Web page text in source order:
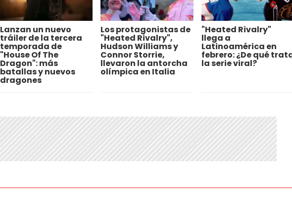
Lanzan un nuevo
tráiler de la tercera
temporada de
"House Of The
Dragon": más
batallas y nuevos
dragones
Los protagonistas de
"Heated Rivalry",
Hudson Williams y
Connor Storrie,
llevaron la antorcha
olímpica en Italia
"Heated Rivalry"
llega a
Latinoamérica en
febrero: ¿De qué
la serie viral?